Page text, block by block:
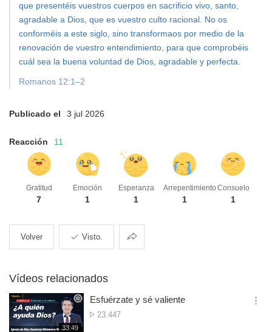
que presentéis vuestros cuerpos en sacrificio vivo, santo,
agradable a Dios, que es vuestro culto racional. No os
conforméis a este siglo, sino transformaos por medio de la
renovación de vuestro entendimiento, para que comprobéis
cuál sea la buena voluntad de Dios, agradable y perfecta.
Romanos 12:1–2
Publicado el 3 jul 2026
Reacción 11
Gratitud
7
Emoción
1
Esperanza
1
Arrepentimiento
1
Consuelo
1
Volver Visto. Compartir
Vídeos relacionados
재
33:49
Esfuérzate y sé valiente
Reproducciones
23.447
옵